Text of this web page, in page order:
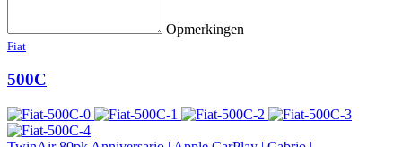
Opmerkingen
Fiat
500C